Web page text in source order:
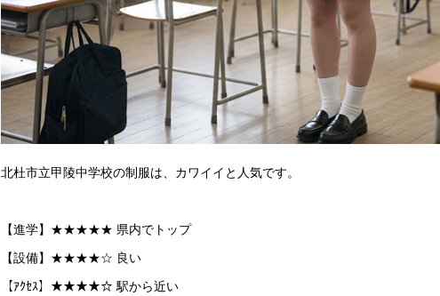
北杜市立甲陵中学校の制服は、カワイイと人気です。
【進学】★★★★★ 県内でトップ
【設備】★★★★☆ 良い
【ｱｸｾｽ】★★★★☆ 駅から近い